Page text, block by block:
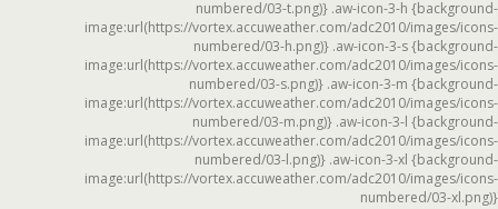
numbered/03-t.png)} .aw-icon-3-h {background-
image:url(https://vortex.accuweather.com/adc2010/images/icons-
numbered/03-h.png)} .aw-icon-3-s {background-
image:url(https://vortex.accuweather.com/adc2010/images/icons-
numbered/03-s.png)} .aw-icon-3-m {background-
image:url(https://vortex.accuweather.com/adc2010/images/icons-
numbered/03-m.png)} .aw-icon-3-l {background-
image:url(https://vortex.accuweather.com/adc2010/images/icons-
numbered/03-l.png)} .aw-icon-3-xl {background-
image:url(https://vortex.accuweather.com/adc2010/images/icons-
numbered/03-xl.png)}